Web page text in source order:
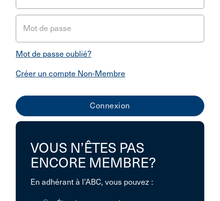
Mot de passe
Mot de passe oublié?
Créer un compte Non-Membre
VOUS N’ÊTES PAS
ENCORE MEMBRE?
En adhérant à l’ABC, vous pouvez :